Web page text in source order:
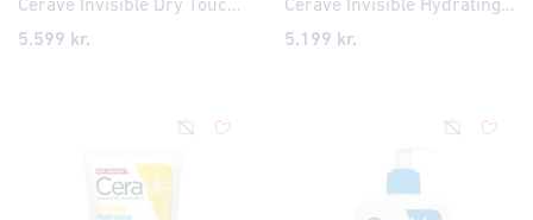
Cerave Invisible Dry Touch Fluid Sunscreen SPF50+ 50ml
5.599 kr.
Cerave Invisible Hydrating Sunscreen SPF50+ 177ml
5.199 kr.